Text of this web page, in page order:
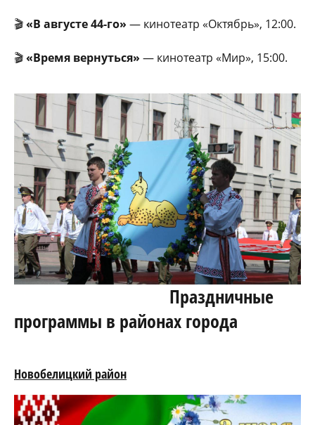
🎬«В августе 44-го» — кинотеатр «Октябрь», 12:00.
🎬«Время вернуться» — кинотеатр «Мир», 15:00.
Праздничные
программы в районах города
Новобелицкий район